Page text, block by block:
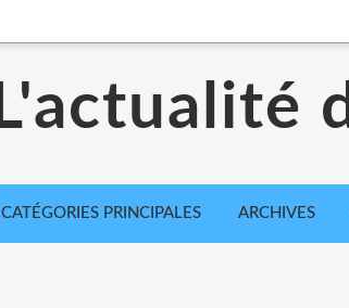
L'actualité
CATÉGORIES PRINCIPALES ARCHIVES